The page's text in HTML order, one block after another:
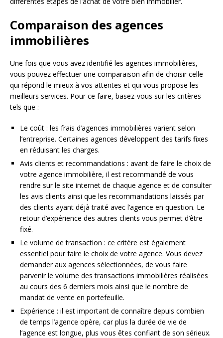
Comparaison des agences
immobilières
Une fois que vous avez identifié les agences immobilières,
vous pouvez effectuer une comparaison afin de choisir celle
qui répond le mieux à vos attentes et qui vous propose les
meilleurs services. Pour ce faire, basez-vous sur les critères
tels que :
Le coût : les frais d’agences immobilières varient selon
l’entreprise. Certaines agences développent des tarifs fixes
en réduisant les charges.
Avis clients et recommandations : avant de faire le choix de
votre agence immobilière, il est recommandé de vous
rendre sur le site internet de chaque agence et de consulter
les avis clients ainsi que les recommandations laissés par
des clients ayant déjà traité avec l’agence en question. Le
retour d’expérience des autres clients vous permet d’être
fixé.
Le volume de transaction : ce critère est également
essentiel pour faire le choix de votre agence. Vous devez
demander aux agences sélectionnées, de vous faire
parvenir le volume des transactions immobilières réalisées
au cours des 6 derniers mois ainsi que le nombre de
mandat de vente en portefeuille.
Expérience : il est important de connaître depuis combien
de temps l’agence opère, car plus la durée de vie de
l’agence est longue, plus vous êtes confiant de son sérieux.